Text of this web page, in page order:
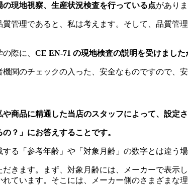
の現地視察、生産状況検査を行っている点があり
質管理であると、私は考えます。そして、品質
際に、 CE EN-71 の現地検査の説明を受けまし
関のチェックの入った、安全なものですので、
商品に精通した当店のスタッフによって、設定
の？」にお答えすることです。
る「参考年齢」や「対象月齢」の数字とは違う場
きます。まず、対象月齢には、メーカーで表
ています。そこには、メーカー側のさまざまな理